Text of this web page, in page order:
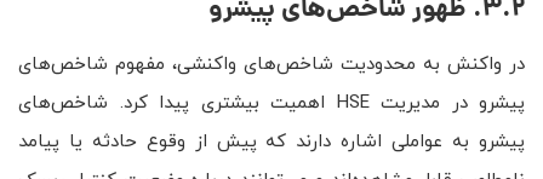
3.2. ظهور شاخص‌های پیشرو
در واکنش به محدودیت شاخص‌های واکنشی، مفهوم شاخص‌های
پیشرو در مدیریت HSE اهمیت بیشتری پیدا کرد. شاخص‌های
پیشرو به عواملی اشاره دارند که پیش از وقوع حادثه یا پیامد